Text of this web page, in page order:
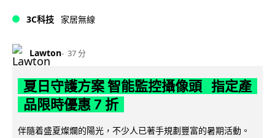
3C科技 家居無線
Lawton 37 分
夏日守護方案 智能監控攝像頭 指定產
品限時優惠 7 折
伴隨着盛夏燦爛的陽光，不少人已著手規劃豐富的暑期活動。